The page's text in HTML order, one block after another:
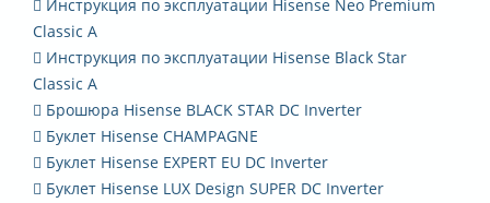
Инструкция по эксплуатации Hisense Neo Premium
Classic A
Инструкция по эксплуатации Hisense Black Star
Classic A
Брошюра Hisense BLACK STAR DC Inverter
Буклет Hisense CHAMPAGNE
Буклет Hisense EXPERT EU DC Inverter
Буклет Hisense LUX Design SUPER DC Inverter